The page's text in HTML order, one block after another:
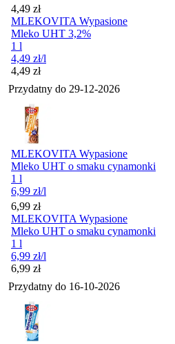
Cena
4,49 zł
MLEKOVITA Wypasione
Mleko UHT 3,2%
1 l
4,49 zł/l
Cena
4,49 zł
Przydatny do 29-12-2026
MLEKOVITA Wypasione
Mleko UHT o smaku cynamonki
1 l
6,99 zł/l
Cena
6,99 zł
MLEKOVITA Wypasione
Mleko UHT o smaku cynamonki
1 l
6,99 zł/l
Cena
6,99 zł
Przydatny do 16-10-2026